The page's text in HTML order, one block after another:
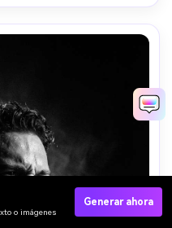
o imágenes
Generar ahora